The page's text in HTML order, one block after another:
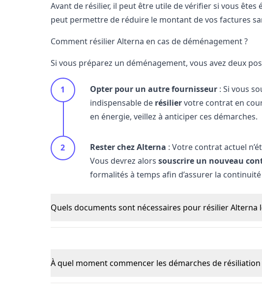
Avant de résilier, il peut être utile de vérifier si vous
peut permettre de réduire le montant de vos factures
Comment résilier Alterna en cas de déménagement ?
Si vous préparez un déménagement, vous avez deux
Opter pour un autre fournisseur: Si vous
indispensable de résiliervotre contrat en
en énergie, veillez à anticiper ces démarches.
Rester chez Alterna : Votre contrat actuel
Vous devrez alors souscrire un nouveau
formalités à temps afin d’assurer la
Quels documents sont nécessaires pour résilier Alterna